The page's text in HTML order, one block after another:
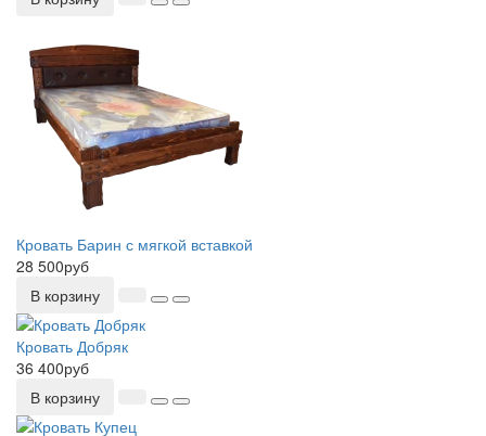
Кровать Барин с мягкой вставкой
28 500руб
В корзину
Кровать Добряк
36 400руб
В корзину